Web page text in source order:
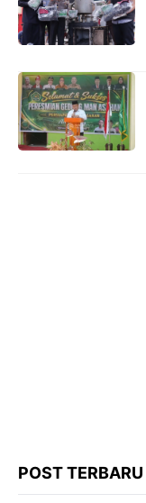
POST TERBARU